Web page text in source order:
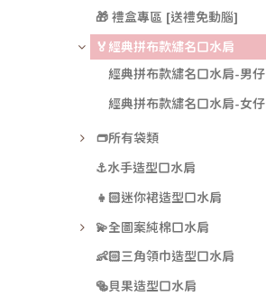
🎁 禮盒專區 [送禮免動腦]
🏅經典拼布款繡名口水肩
經典拼布款繡名口水肩-男仔
經典拼布款繡名口水肩-女仔
👝所有袋類
⚓水手造型口水肩
👧🏻迷你裙造型口水肩
💫全圖案純棉口水肩
👶🏻三角領巾造型口水肩
🥯貝果造型口水肩